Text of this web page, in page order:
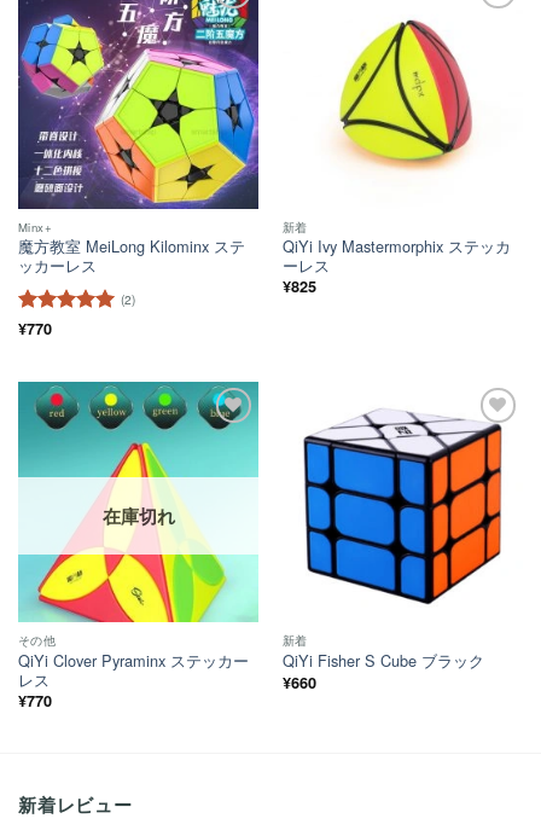
ほし
い！
Minx+
魔方教室 MeiLong Kilominx ステ
ッカーレス
5段階中
(2)
¥770
新着
QiYi Ivy Mastermorphix ステッカ
ーレス
¥825
在庫切れ
その他
QiYi Clover Pyraminx ステッカー
レス
¥770
ほし
新着
QiYi Fisher S Cube ブラック
¥660
新着レビュー